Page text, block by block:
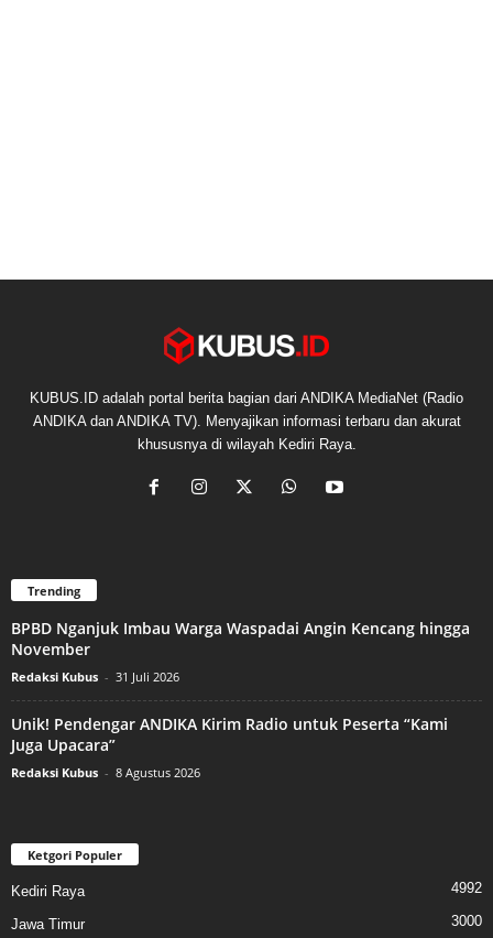
KUBUS.ID adalah portal berita bagian dari ANDIKA MediaNet (Radio
ANDIKA dan ANDIKA TV). Menyajikan informasi terbaru dan akurat
khususnya di wilayah Kediri Raya.
Trending
BPBD Nganjuk Imbau Warga Waspadai Angin Kencang hingga
November
Redaksi Kubus - 31 Juli 2026
Unik! Pendengar ANDIKA Kirim Radio untuk Peserta “Kami
Juga Upacara”
Redaksi Kubus - 8 Agustus 2026
Ketgori Populer
Kediri Raya 4992
Jawa Timur 3000